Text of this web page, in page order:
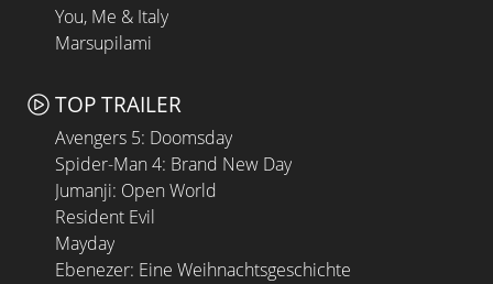
You, Me & Italy
Marsupilami
TOP TRAILER
Avengers 5: Doomsday
Spider-Man 4: Brand New Day
Jumanji: Open World
Resident Evil
Mayday
Ebenezer: Eine Weihnachtsgeschichte